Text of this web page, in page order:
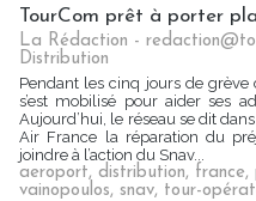
TourCom prêt à porter
La Rédaction -
Distribution
Pendant les cinq jours de grève
s’est mobilisé pour aider ses
Aujourd’hui, le réseau se dit
Air France la réparation du
joindre à l’action du Snav...
aeroport, distribution, france,
vainopoulos, snav, tour-